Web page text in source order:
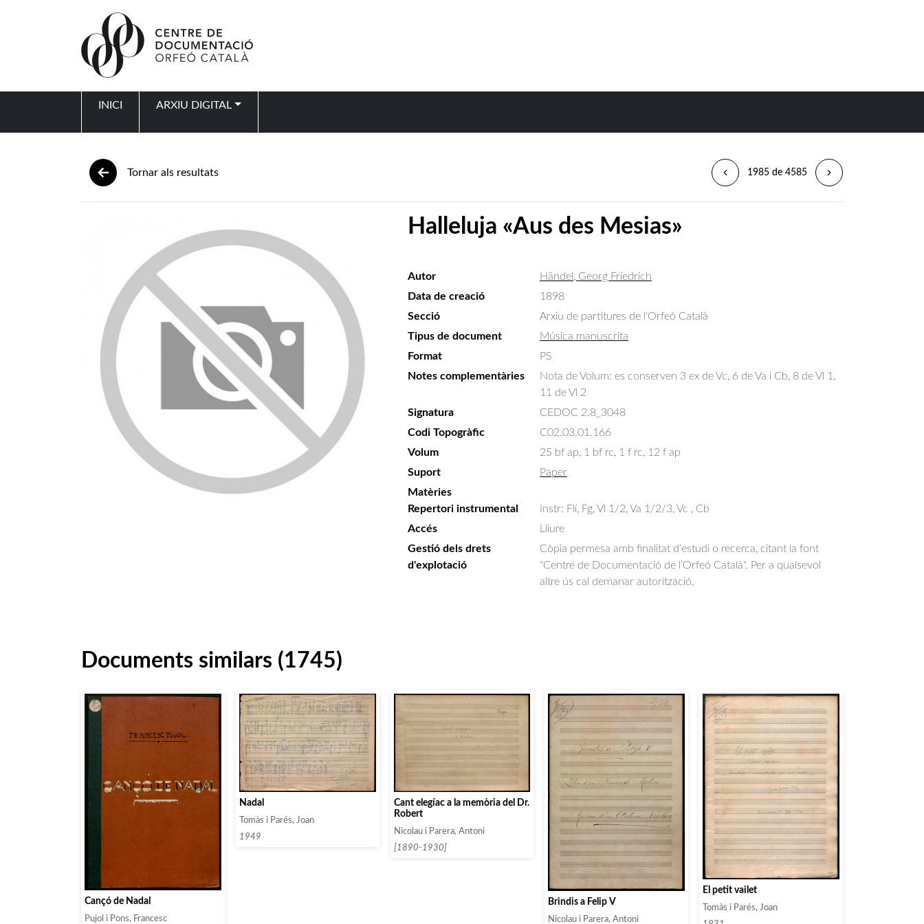
INICI ARXIU DIGITAL
Tornar als resultats 1985 de 4585
Halleluja «Aus des Mesias»
Autor
Händel, Georg Friedrich
Data de creació
1898
Secció
Arxiu de partitures de l'Orfeó Català
Tipus de document
Música manuscrita
Format
PS
Notes complementàries
Nota de Volum: es conserven 3 ex de Vc, 6 de Va i Cb, 8 de Vl 1,
11 de Vl 2
Signatura
CEDOC 2.8_3048
Codi Topogràfic
C02.03.01.166
Volum
25 bf ap, 1 bf rc, 1 f rc, 12 f ap
Suport
Paper
Matèries
Repertori instrumental
Instr: Flí, Fg, Vl 1/2, Va 1/2/3, Vc , Cb
Accés
Lliure
Gestió dels drets
d'explotació
Còpia permesa amb finalitat d'estudi o recerca, citant la font
"Centre de Documentació de l’Orfeó Català". Per a qualsevol
altre ús cal demanar autorització.
Documents similars (1745)
Cançó de Nadal
Pujol i Pons, Francesc
Nadal
Tomàs i Parés, Joan
1949
Cant elegíac a la memòria del Dr.
Robert
Nicolau i Parera, Antoni
[1890-1930]
Brindis a Felip V
Nicolau i Parera, Antoni
El petit vailet
Tomàs i Parés, Joan